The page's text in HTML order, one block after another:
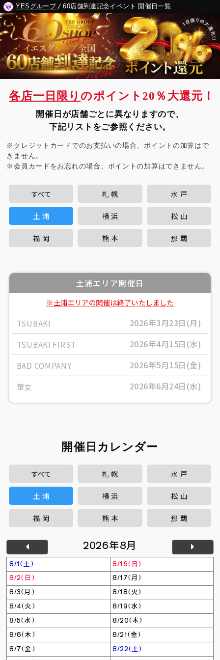
YESグループ 60店舗到達記念イベント 開催日一覧
各店一日限り のポイント20％大還元！
開催日が店舗ごとに異なりますので、
下記リストをご参照ください。
※クレジットカードでのお支払いの場合、ポイントの加算はで
きません。
※会員カードをお忘れの場合、ポイントの加算はできません。
すべて 札幌 水戸
土浦 横浜 松山
福岡 熊本 那覇
土浦エリア開催日
TSUBAKI 2026年3月23日(月)
TSUBAKI FIRST 2026年4月15日(水)
BAD COMPANY 2026年5月15日(金)
華女 2026年6月24日(水)
開催日カレンダー
すべて 札幌 水戸
土浦 横浜 松山
福岡 熊本 那覇
2026年8月
8/1(土)
8/2(日)
8/3(月)
8/4(火)
8/5(水)
8/6(木)
8/7(金)
8/16(日)
8/17(月)
8/18(火)
8/19(水)
8/20(木)
8/21(金)
8/22(土)